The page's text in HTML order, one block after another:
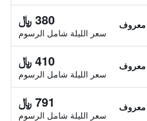
معروف 380 ﷼
سعر الليلة شامل الرسوم
معروف 410 ﷼
سعر الليلة شامل الرسوم
معروف 791 ﷼
سعر الليلة شامل الرسوم